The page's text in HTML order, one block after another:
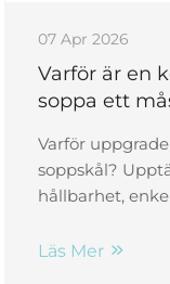
07 Apr 2026
Varför är en
soppa ett
Varför
soppskål?
hållbarhet,
vardagliga
Läs Mer